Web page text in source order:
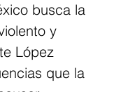
busca la
y
López
que la